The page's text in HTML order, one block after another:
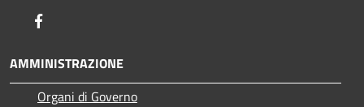
AMMINISTRAZIONE
Organi di Governo